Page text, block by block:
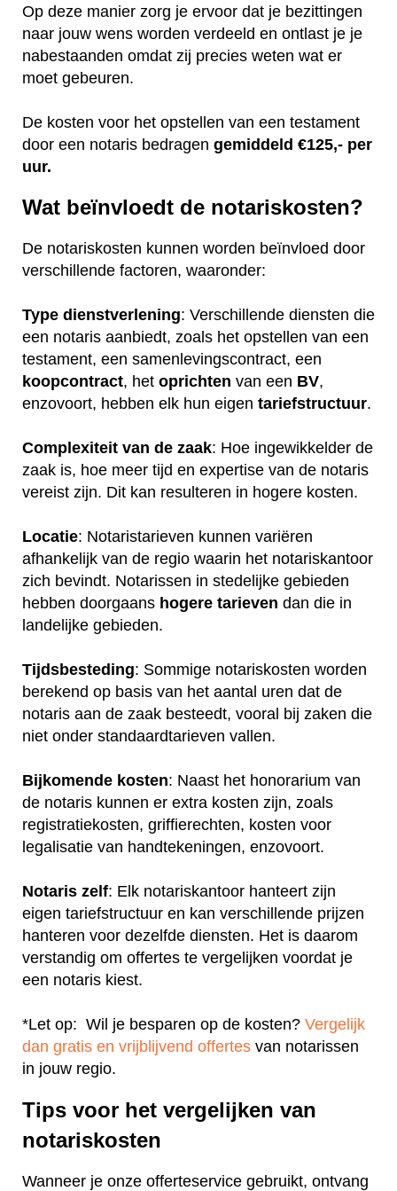
Op deze manier zorg je ervoor dat je bezittingen
naar jouw wens worden verdeeld en ontlast je je
nabestaanden omdat zij precies weten wat er
moet gebeuren.
De kosten voor het opstellen van een testament
door een notaris bedragen gemiddeld €125,- per
uur.
Wat beïnvloedt de notariskosten?
De notariskosten kunnen worden beïnvloed door
verschillende factoren, waaronder:
Type dienstverlening: Verschillende diensten die
een notaris aanbiedt, zoals het opstellen van een
testament, een samenlevingscontract, een
koopcontract, het oprichten van een BV,
enzovoort, hebben elk hun eigen tariefstructuur.
Complexiteit van de zaak: Hoe ingewikkelder de
zaak is, hoe meer tijd en expertise van de notaris
vereist zijn. Dit kan resulteren in hogere kosten.
Locatie: Notaristarieven kunnen variëren
afhankelijk van de regio waarin het notariskantoor
zich bevindt. Notarissen in stedelijke gebieden
hebben doorgaans hogere tarieven dan die in
landelijke gebieden.
Tijdsbesteding: Sommige notariskosten worden
berekend op basis van het aantal uren dat de
notaris aan de zaak besteedt, vooral bij zaken die
niet onder standaardtarieven vallen.
Bijkomende kosten: Naast het honorarium van
de notaris kunnen er extra kosten zijn, zoals
registratiekosten, griffierechten, kosten voor
legalisatie van handtekeningen, enzovoort.
Notaris zelf: Elk notariskantoor hanteert zijn
eigen tariefstructuur en kan verschillende prijzen
hanteren voor dezelfde diensten. Het is daarom
verstandig om offertes te vergelijken voordat je
een notaris kiest.
*Let op: Wil je besparen op de kosten? Vergelijk
dan gratis en vrijblijvend offertes van notarissen
in jouw regio.
Tips voor het vergelijken van
notariskosten
Wanneer je onze offerteservice gebruikt, ontvang